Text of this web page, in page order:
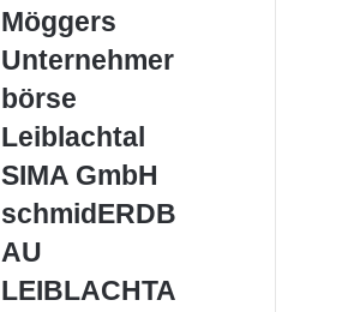
Möggers
Unternehmerbörse
Unternehmer
börse
Leiblachtal
SIMA
SIMA GmbH
schmidERDBAU
–
Aus
schmidERDB
AU
LEIBLACHTA